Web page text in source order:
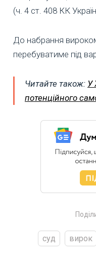
(ч. 4 ст. 408 КК
До набрання
перебуватиме під
Читайте також: У
потенційного
суд вирок